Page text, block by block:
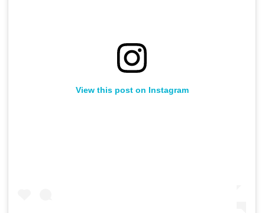
View this post on Instagram